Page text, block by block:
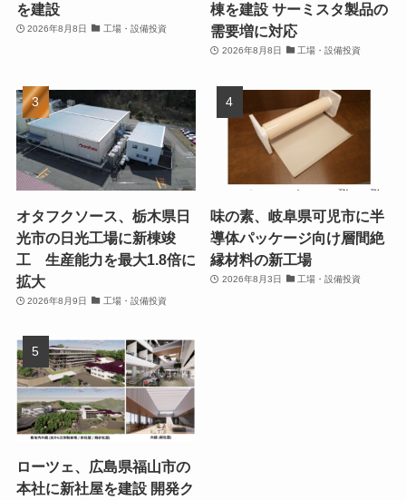
を建設
2026年8月8日 工場・設備投資
棟を建設 サーミスタ製品の
需要増に対応
2026年8月8日 工場・設備投資
オタフクソース、栃木県日
光市の日光工場に新棟竣
工 生産能力を最大1.8倍に
拡大
2026年8月9日 工場・設備投資
味の素、岐阜県可児市に半
導体パッケージ向け層間絶
縁材料の新工場
2026年8月3日 工場・設備投資
ローツェ、広島県福山市の
本社に新社屋を建設 開発ク